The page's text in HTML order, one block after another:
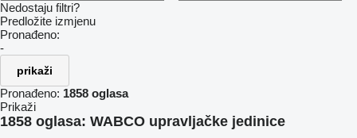
Nedostaju filtri?
Predložite izmjenu
Pronađeno:
-
prikaži
Pronađeno: 1858 oglasa
Prikaži
1858 oglasa: WABCO upravljačke jedinice